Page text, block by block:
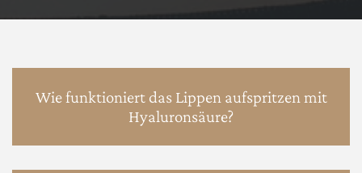
Wie funktioniert das Lippen aufspritzen mit
Hyaluronsäure?